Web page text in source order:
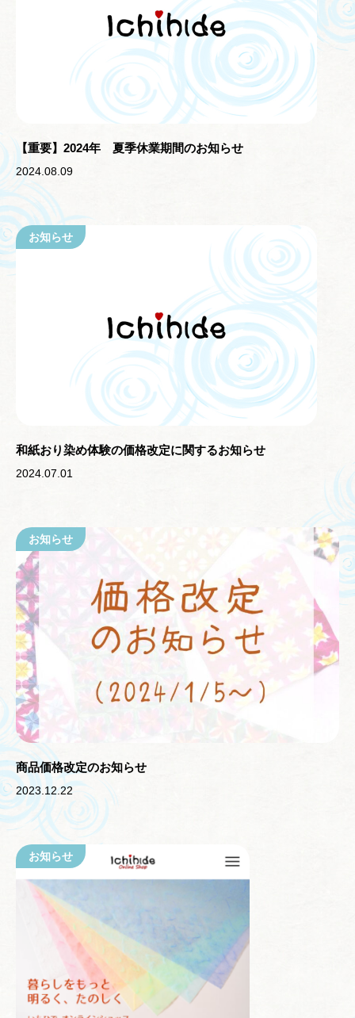
【重要】2024年 夏季休業期間のお知らせ
2024.08.09
お知らせ
和紙おり染め体験の価格改定に関するお知らせ
2024.07.01
お知らせ
商品価格改定のお知らせ
2023.12.22
お知らせ